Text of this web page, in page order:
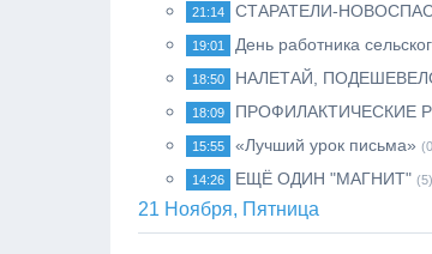
21:14 СТАРАТЕЛИ-
19:01 День работника
18:50 НАЛЕТАЙ,
18:09 ПРОФИЛАКТИЧЕСКИЕ
15:55 «Лучший урок письма»
14:26 ЕЩЁ ОДИН "МАГНИТ" (5)
21 Ноября, Пятница